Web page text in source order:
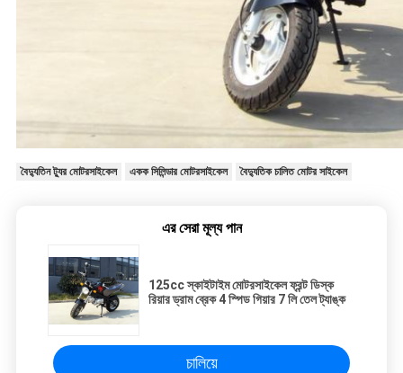
বৈদ্যুতিন ট্যুর মোটরসাইকেল একক সিলিন্ডার মোটরসাইকেল বৈদ্যুতিক চালিত মোটর সাইকেল
এর সেরা মূল্য পান
125cc স্কাইটাইম মোটরসাইকেল ফ্রন্ট ডিস্ক
রিয়ার ড্রাম ব্রেক 4 স্পিড গিয়ার 7 লি তেল ট্যাঙ্ক
চালিয়ে